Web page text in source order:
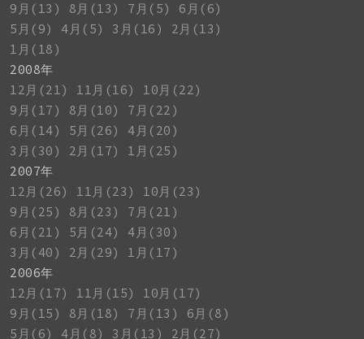
9月(13)
8月(13) 7月(5)
6月(6)
5月(9)
4月(5) 3月(16)
2月(13)
1月(18)
2008年
12月(21)
11月(16)
10月(22)
9月(17)
8月(10)
7月(22)
6月(14)
5月(26)
4月(20)
3月(30)
2月(17)
1月(25)
2007年
12月(26)
11月(23)
10月(23)
9月(25)
8月(23)
7月(21)
6月(21)
5月(24)
4月(30)
3月(40)
2月(29)
1月(17)
2006年
12月(17)
11月(15)
10月(17)
9月(15)
8月(18) 7月(13)
6月(8)
5月(6)
4月(8) 3月(13)
2月(27)